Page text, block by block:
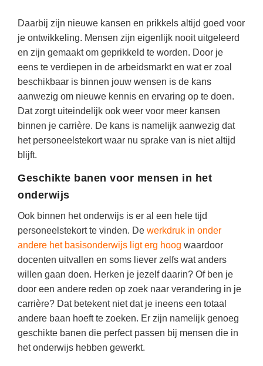
THEMA'S
Budgetteren
De boerderij
Duurzaamheid
Eerste wereldoorlog
Evolutieleer
Godsdienstonderwijs
Kerstfeest
Kinderboekenweek
Kleurplaten
Mediawijsheid
Nieuws
Onderwijsprijs
Ruimte
Schoolreisideeën
Geld VO
Geschiedenis
Maatschappijleer
Orientatie
Rekenen
Sociale vaardigheden
Vakoverstijgend
Verzorging
MEER...
AI voor het onderwijs
Kruiswoordpuzzels
Onderwijslonen
Montessori onderwijs
Jenaplanonderwijs
Daarbij zijn nieuwe kansen en prikkels altijd goed voor
je ontwikkeling. Mensen zijn eigenlijk nooit uitgeleerd
en zijn gemaakt om geprikkeld te worden. Door je
eens te verdiepen in de arbeidsmarkt en wat er zoal
beschikbaar is binnen jouw wensen is de kans
aanwezig om nieuwe kennis en ervaring op te doen.
Dat zorgt uiteindelijk ook weer voor meer kansen
binnen je carrière. De kans is namelijk aanwezig dat
het personeelstekort waar nu sprake van is niet altijd
blijft.
Geschikte banen voor mensen in het
onderwijs
Ook binnen het onderwijs is er al een hele tijd
personeelstekort te vinden. De werkdruk in onder
andere het basisonderwijs ligt erg hoog waardoor
docenten uitvallen en soms liever zelfs wat anders
willen gaan doen. Herken je jezelf daarin? Of ben je
door een andere reden op zoek naar verandering in je
carrière? Dat betekent niet dat je ineens een totaal
andere baan hoeft te zoeken. Er zijn namelijk genoeg
geschikte banen die perfect passen bij mensen die in
het onderwijs hebben gewerkt.